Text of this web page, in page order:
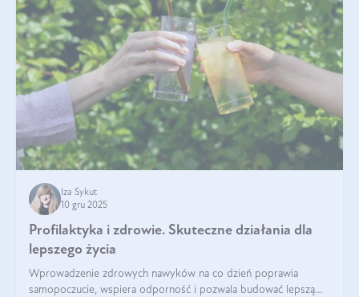
Iza Sykut
10 gru 2025
Profilaktyka i zdrowie. Skuteczne działania dla
lepszego życia
Wprowadzenie zdrowych nawyków na co dzień poprawia
samopoczucie, wspiera odporność i pozwala budować lepszą